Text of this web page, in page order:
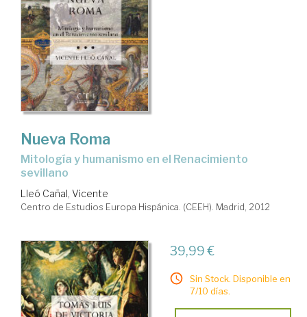
Nueva Roma
mitología y humanismo en el Renacimiento
sevillano
Lleó Cañal, Vicente
Centro de Estudios Europa Hispánica. (CEEH). Madrid, 2012
39,99 €
Sin Stock. Disponible en
7/10 días.